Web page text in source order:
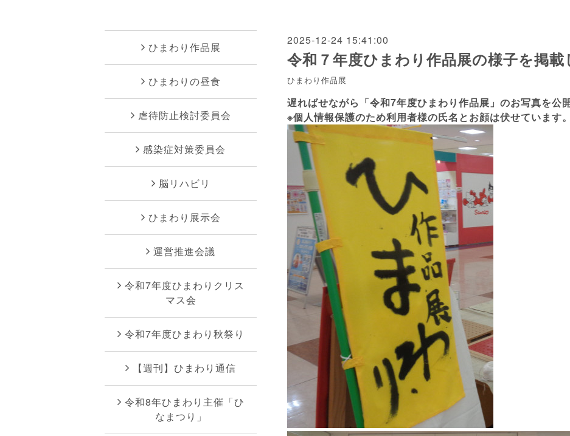
2025-12-24 15:41:00
令和７年度ひまわり作品展の様子を掲載
ひまわり作品展
遅ればせながら「令和7年度ひまわり作品展」のお写真を公
※個人情報保護のため利用者様の氏名とお顔は伏せています
ひまわり作品展
ひまわりの昼食
虐待防止検討委員会
感染症対策委員会
脳リハビリ
ひまわり展示会
運営推進会議
令和7年度ひまわりクリス
マス会
令和7年度ひまわり秋祭り
【週刊】ひまわり通信
令和8年ひまわり主催「ひ
なまつり」